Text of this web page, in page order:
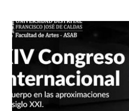
está claro y nada de esto se
tu documento me obliga a
debo decirte que tu decisión de
Santo me ha llenado de estupor.
de una manera tan aterradora. Lo
anunciado, del que eres libre y